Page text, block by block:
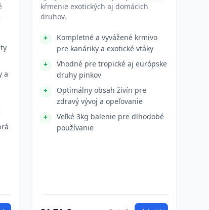
a
kŕmenie exotických aj domácich
druhov.
Kompletné a vyvážené krmivo
pre kanáriky a exotické vtáky
Vhodné pre tropické aj európske
druhy pinkov
Optimálny obsah živín pre
zdravý vývoj a opeľovanie
Veľké 3kg balenie pre dlhodobé
používanie